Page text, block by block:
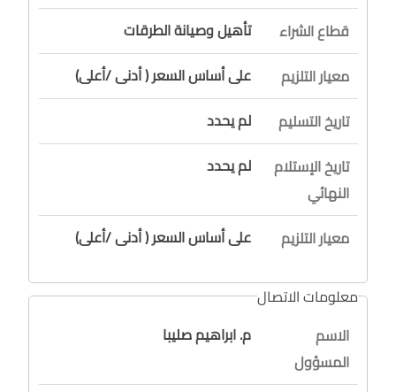
قطاع الشراء
تأهيل وصيانة الطرقات
معيار التلزيم
على أساس السعر ( أدنى /أعلى)
تاريخ التسليم
لم يحدد
تاريخ الإستلام
النهائي
لم يحدد
معيار التلزيم على أساس السعر ( أدنى /أعلى)
معلومات الاتصال
الاسم
المسؤول
م. ابراهيم صليبا